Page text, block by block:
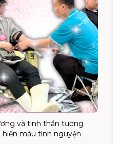
và tinh thần tương
máu tình nguyện